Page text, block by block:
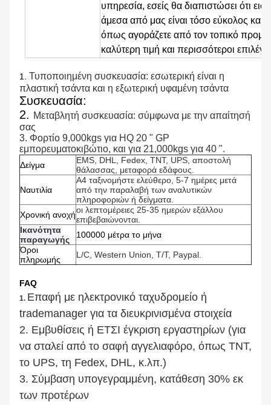
υπηρεσία, εσείς θα διαπιστώσει ότι
άμεσα από μας είναι τόσο εύκολος και
όπως αγοράζετε από τον τοπικό
καλύτερη τιμή και περισσότεροι
1. Τυποποιημένη συσκευασία: εσωτερική είναι η
πλαστική τσάντα και η εξωτερική υφαμένη τσάντα
Συσκευασία:
2. Μεταβλητή συσκευασία: σύμφωνα με την απαίτησή
σας
3. Φορτίο 9,000kgs για HQ 20 " GP
εμπορευματοκιβώτιο, και για 21,000kgs για 40 ".
Δείγμα
EMS, DHL, Fedex, TNT, UPS, αποστολή
θάλασσας, μεταφορά εδάφους.
Ναυτιλία
A4 ταξινομήστε ελεύθερο, 5-7 ημέρες μετά
από την παραλαβή των αναλυτικών
πληροφοριών ή δείγματα.
Χρονική ανοχήοι λεπτομέρειες 25-35 ημερών εξάλλου
επιβεβαιώνονται.
Ικανότητα
παραγωγής
100000 μέτρα το μήνα
Όροι
πληρωμής
L/C, Western Union, T/T, Paypal.
FAQ
1. Επαφή με ηλεκτρονικό ταχυδρομείο ή
trademanager για τα διευκρινισμένα στοιχεία
2. Εμβυθίσεις ή ΕΤΣΙ έγκριση εργαστηρίων (για
να σταλεί από το σαφή αγγελιαφόρο, όπως TNT,
το UPS, τη Fedex, DHL, κ.λπ.)
3. Σύμβαση υπογεγραμμένη, κατάθεση 30% εκ
των προτέρων